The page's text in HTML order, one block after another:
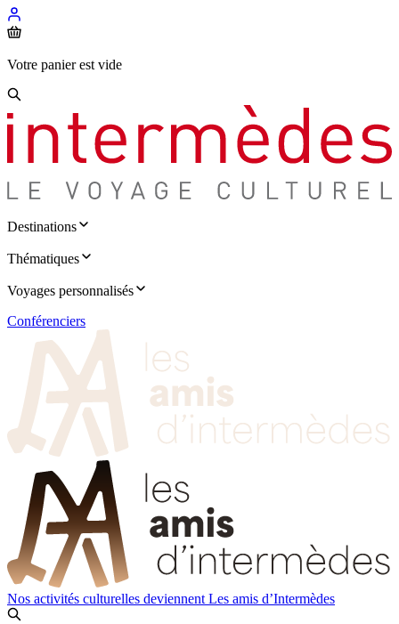
Votre panier est vide
Destinations
Thématiques
Voyages personnalisés
Conférenciers
Nos activités culturelles deviennent Les amis d’Intermèdes